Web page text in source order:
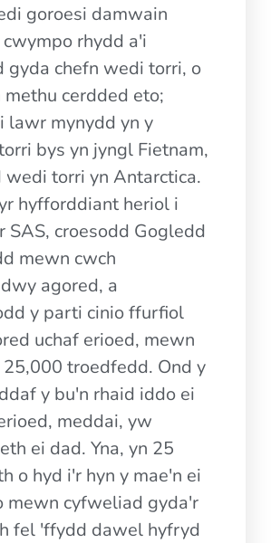
goroesi damwain
rhydd a'i
gyda chefn wedi torri, o
cerdded eto;
lawr mynydd yn y
bys yn jyngl Fietnam,
torri yn Antarctica.
hyfforddiant heriol i
SAS, croesodd Gogledd
mewn cwch
agored, a
y parti cinio ffurfiol
uchaf erioed, mewn
troedfedd. Ond y
y bu'n rhaid iddo ei
meddai, yw
ei dad. Yna, yn 25
o hyd i'r hyn y mae'n ei
mewn cyfweliad gyda'r
fel 'ffydd dawel hyfryd